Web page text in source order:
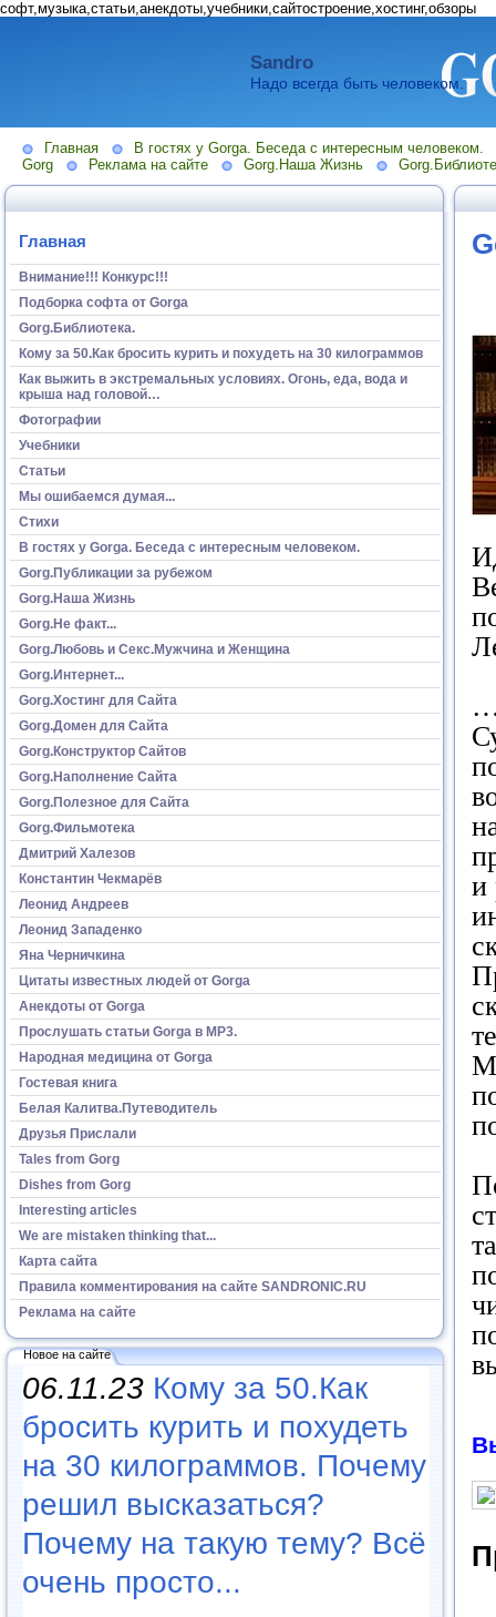
софт,музыка,статьи,анекдоты,учебники,сайтостроение,хостинг,обзоры
Sandro
Надо всегда быть человеком.
Главная
В гостях у Gorga. Беседа с интересным человеком.
Gorg
Реклама на сайте Gorg.Наша Жизнь
Главная
Внимание!!! Конкурс!!!
Подборка софта от Gorga
Gorg.Библиотека.
Кому за 50.Как бросить курить и похудеть на 30 килограммов
Как выжить в экстремальных условиях. Огонь, еда, вода и
крыша над головой…
Фотографии
Учебники
Статьи
Мы ошибаемся думая...
Стихи
В гостях у Gorga. Беседа с интересным человеком.
Gorg.Публикации за рубежом
Gorg.Наша Жизнь
Gorg.Не факт...
Gorg.Любовь и Секс.Мужчина и Женщина
Gorg.Интернет...
Gorg.Хостинг для Сайта
Gorg.Домен для Сайта
Gorg.Конструктор Сайтов
Gorg.Наполнение Сайта
Gorg.Полезное для Сайта
Gorg.Фильмотека
Дмитрий Халезов
Константин Чекмарёв
Леонид Андреев
Леонид Западенко
Яна Черничкина
Цитаты известных людей от Gorga
Анекдоты от Gorga
Прослушать статьи Gorga в МР3.
Народная медицина от Gorga
Гостевая книга
Белая Калитва.Путеводитель
Друзья Прислали
Tales from Gorg
Dishes from Gorg
Interesting articles
We are mistaken thinking that...
Карта сайта
Правила комментирования на сайте SANDRONIC.RU
Реклама на сайте
Новое на сайте
06.11.23 Кому за 50.Как
бросить курить и похудеть
на 30 килограммов. Почему
решил высказаться?
Почему на такую тему? Всё
очень просто...
и